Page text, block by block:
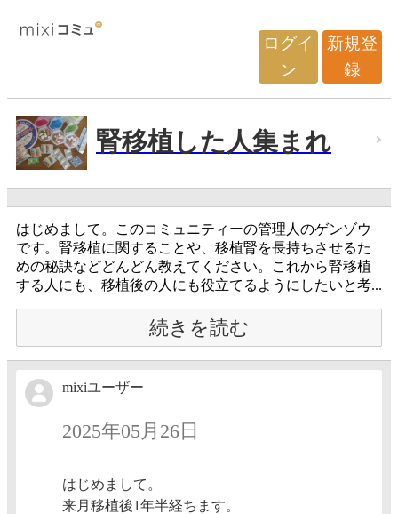
ログイ
ン
新規登
録
腎移植した人集まれ
はじめまして。このコミュニティーの管理人のゲンゾウ
です。腎移植に関することや、移植腎を長持ちさせるた
めの秘訣などどんどん教えてください。これから腎移植
する人にも、移植後の人にも役立てるようにしたいと考...
続きを読む
mixiユーザー
2025年05月26日
はじめまして。
来月移植後1年半経ちます。